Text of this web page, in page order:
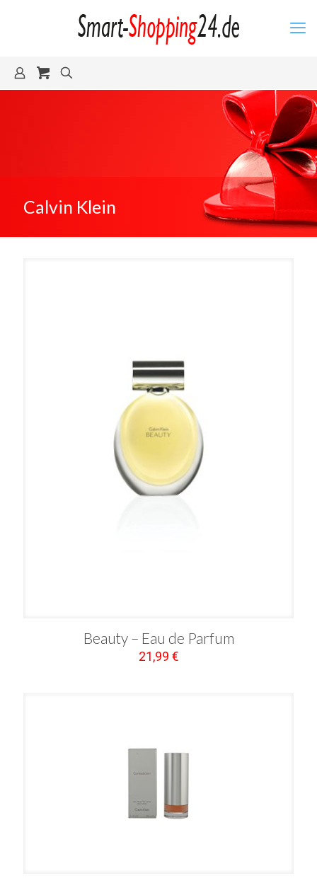
Calvin Klein
Beauty – Eau de Parfum
21,99 €